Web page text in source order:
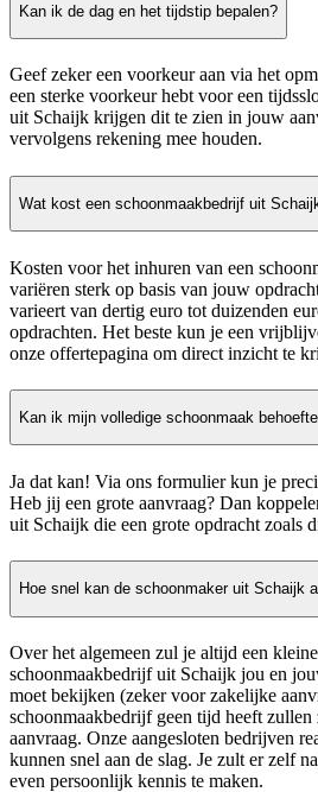
Kan ik de dag en het tijdstip bepalen?
Geef zeker een voorkeur aan via het
een sterke voorkeur hebt voor een
uit Schaijk krijgen dit te zien in jouw
vervolgens rekening mee houden.
Wat kost een schoonmaakbedrijf uit
Kosten voor het inhuren van een
variëren sterk op basis van jouw
varieert van dertig euro tot duizenden
opdrachten. Het beste kun je een
onze offertepagina om direct inzicht te
Kan ik mijn volledige schoonmaak
Ja dat kan! Via ons formulier kun je
Heb jij een grote aanvraag? Dan
uit Schaijk die een grote opdracht zoals
Hoe snel kan de schoonmaker uit Schaijk
Over het algemeen zul je altijd een
schoonmaakbedrijf uit Schaijk jou en
moet bekijken (zeker voor zakelijke
schoonmaakbedrijf geen tijd heeft zullen
aanvraag. Onze aangesloten bedrijven
kunnen snel aan de slag. Je zult er zelf
even persoonlijk kennis te maken.